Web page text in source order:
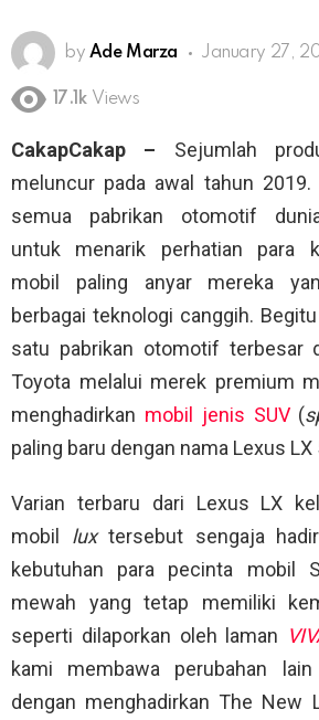
by Ade Marza January 27,
17.1k Views
CakapCakap – Sejumlah
meluncur pada awal tahun 2019.
semua pabrikan otomotif
untuk menarik perhatian para
mobil paling anyar mereka
berbagai teknologi canggih.
satu pabrikan otomotif terbesar
Toyota melalui merek premium
menghadirkan mobil jenis SUV(
paling baru dengan nama Lexus LX
Varian terbaru dari Lexus LX
mobil luxtersebut sengaja
kebutuhan para pecinta mobil
mewah yang tetap memiliki
seperti dilaporkan oleh laman
kami membawa perubahan
dengan menghadirkan The New